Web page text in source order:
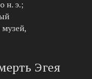
н. э.;
Эгея